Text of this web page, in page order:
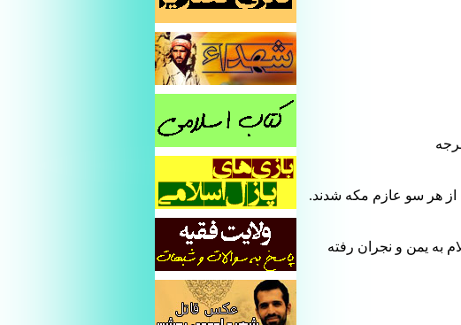
از هر سو عازم مکه شدند.
به یمن و نجران رفته